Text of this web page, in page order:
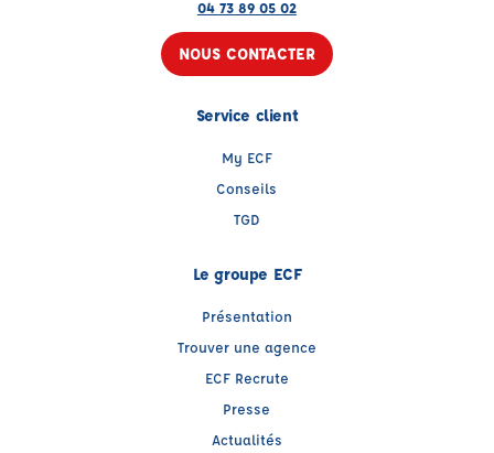
04 73 89 05 02
NOUS CONTACTER
Service client
My ECF
Conseils
TGD
Le groupe ECF
Présentation
Trouver une agence
ECF Recrute
Presse
Actualités